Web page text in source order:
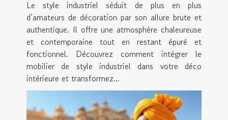
Le style industriel séduit de plus en plus
d’amateurs de décoration par son allure brute et
authentique. Il offre une atmosphère chaleureuse
et contemporaine tout en restant épuré et
fonctionnel. Découvrez comment intégrer le
mobilier de style industriel dans votre déco
intérieure et transformez...